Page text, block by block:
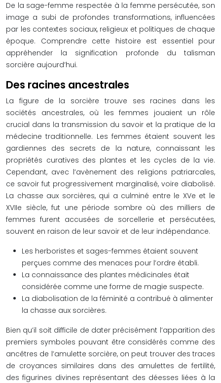
De la sage-femme respectée à la femme persécutée, son
image a subi de profondes transformations, influencées
par les contextes sociaux, religieux et politiques de chaque
époque. Comprendre cette histoire est essentiel pour
appréhender la signification profonde du talisman
sorcière aujourd’hui.
Des racines ancestrales
La figure de la sorcière trouve ses racines dans les
sociétés ancestrales, où les femmes jouaient un rôle
crucial dans la transmission du savoir et la pratique de la
médecine traditionnelle. Les femmes étaient souvent les
gardiennes des secrets de la nature, connaissant les
propriétés curatives des plantes et les cycles de la vie.
Cependant, avec l’avènement des religions patriarcales,
ce savoir fut progressivement marginalisé, voire diabolisé.
La chasse aux sorcières, qui a culminé entre le XVe et le
XVIIe siècle, fut une période sombre où des milliers de
femmes furent accusées de sorcellerie et persécutées,
souvent en raison de leur savoir et de leur indépendance.
Les herboristes et sages-femmes étaient souvent
perçues comme des menaces pour l’ordre établi.
La connaissance des plantes médicinales était
considérée comme une forme de magie suspecte.
La diabolisation de la féminité a contribué à alimenter
la chasse aux sorcières.
Bien qu’il soit difficile de dater précisément l’apparition des
premiers symboles pouvant être considérés comme des
ancêtres de l’amulette sorcière, on peut trouver des traces
de croyances similaires dans des amulettes de fertilité,
des figurines divines représentant des déesses liées à la